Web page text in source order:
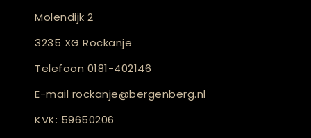
Molendijk 2
3235 XG Rockanje
Telefoon 0181-402146
E-mail rockanje@bergenberg.nl
KVK: 59650206